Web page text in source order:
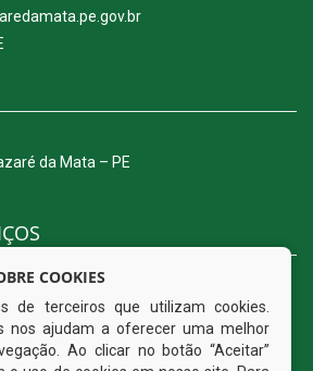
da Mata – PE
COOKIES
de terceiros que utilizam cookies.
nos ajudam a oferecer uma melhor
Ao clicar no botão “Aceitar”